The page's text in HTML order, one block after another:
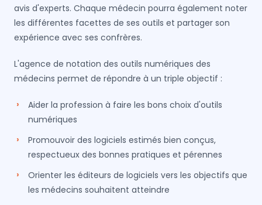
avis d'experts. Chaque médecin pourra également noter
les différentes facettes de ses outils et partager son
expérience avec ses confrères.
L'agence de notation des outils numériques des
médecins permet de répondre à un triple objectif :
Aider la profession à faire les bons choix d'outils
numériques
Promouvoir des logiciels estimés bien conçus,
respectueux des bonnes pratiques et pérennes
Orienter les éditeurs de logiciels vers les objectifs que
les médecins souhaitent atteindre